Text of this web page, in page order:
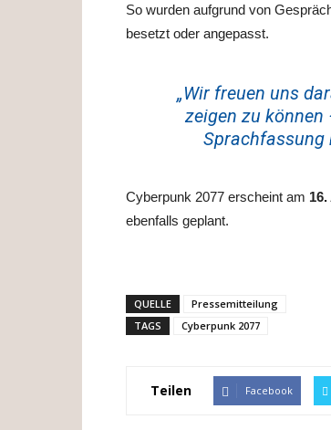
So wurden aufgrund von
besetzt oder angepasst.
„Wir freuen uns
zeigen zu
Sprachfassung
Cyberpunk 2077 erscheint am
ebenfalls geplant.
QUELLE
Pressemitteilung
TAGS
Cyberpunk 2077
Teilen Facebook